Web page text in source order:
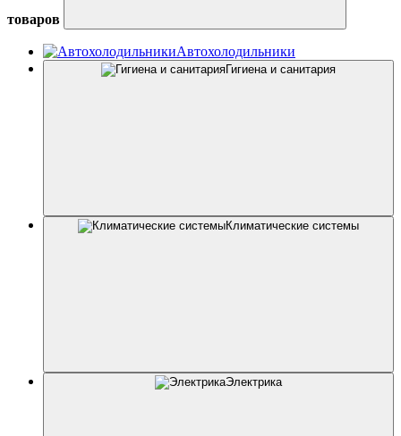
товаров
Автохолодильники
Гигиена и санитария
Климатические системы
Электрика